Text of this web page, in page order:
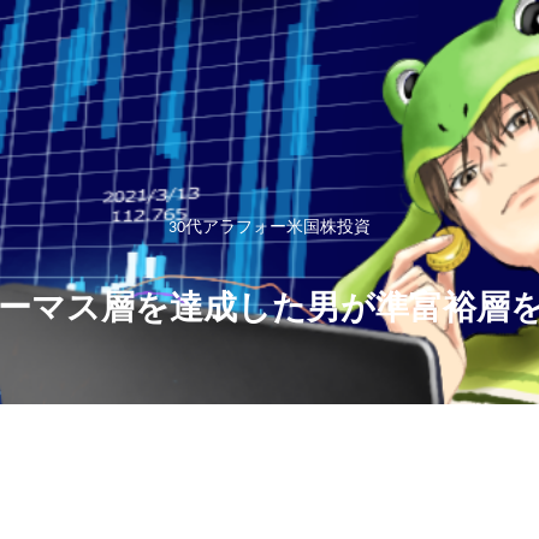
30代アラフォー米国株投資
マス層を達成した男が準富裕層